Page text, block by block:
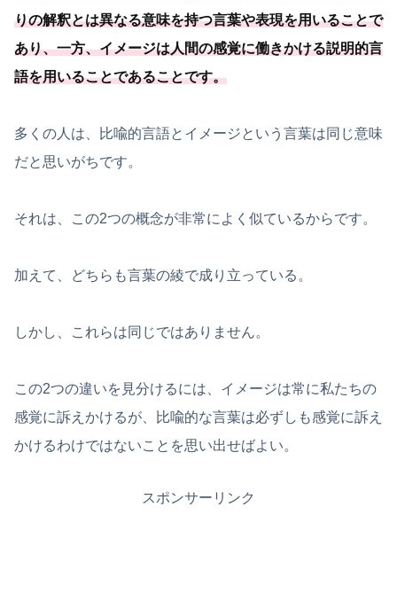
りの解釈とは異なる意味を持つ言葉や表現を用いることで
あり、一方、イメージは人間の感覚に働きかける説明的言
語を用いることであることです。
多くの人は、比喩的言語とイメージという言葉は同じ意味
だと思いがちです。
それは、この2つの概念が非常によく似ているからです。
加えて、どちらも言葉の綾で成り立っている。
しかし、これらは同じではありません。
この2つの違いを見分けるには、イメージは常に私たちの
感覚に訴えかけるが、比喩的な言葉は必ずしも感覚に訴え
かけるわけではないことを思い出せばよい。
スポンサーリンク